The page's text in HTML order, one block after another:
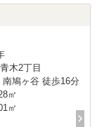
木2丁目
鳩ヶ谷 徒歩16分
㎡
㎡